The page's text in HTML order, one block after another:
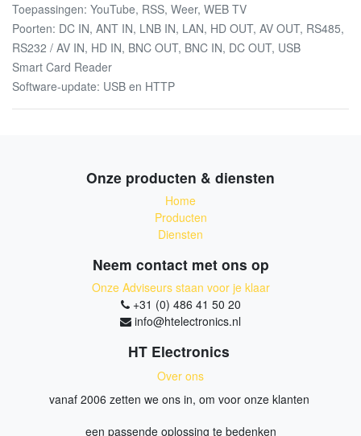
Toepassingen: YouTube, RSS, Weer, WEB TV
Poorten: DC IN, ANT IN, LNB IN, LAN, HD OUT, AV OUT, RS485,
RS232 / AV IN, HD IN, BNC OUT, BNC IN, DC OUT, USB
Smart Card Reader
Software-update: USB en HTTP
Onze producten & diensten
Home
Producten
Diensten
Neem contact met ons op
Onze Adviseurs staan voor je klaar
+31 (0) 486 41 50 20
info@htelectronics.nl
HT Electronics
Over ons
vanaf 2006 zetten we ons in, om voor onze klanten
een passende oplossing te bedenken